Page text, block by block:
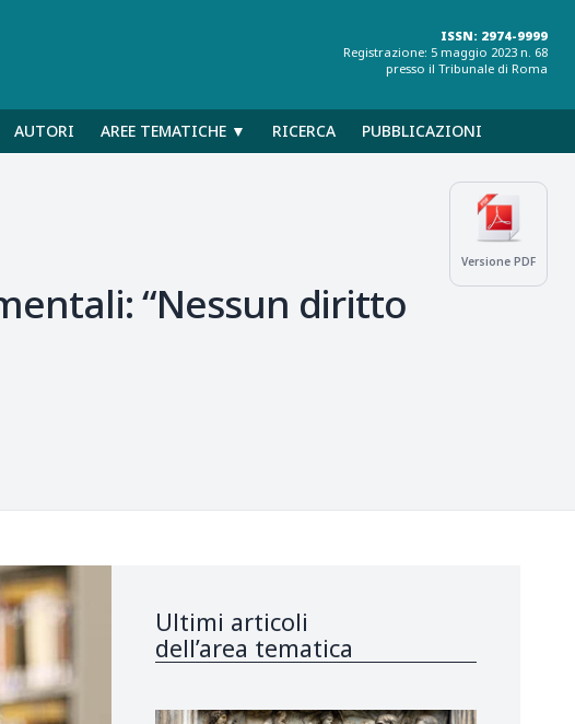
ISSN: 2974-9999
Registrazione: 5 maggio 2023 n. 68
presso il Tribunale di Roma
AUTORI AREE TEMATICHE ▼ RICERCA PUBBLICAZIONI
Versione PDF
“Nessun diritto
Ultimi articoli
dell’area tematica